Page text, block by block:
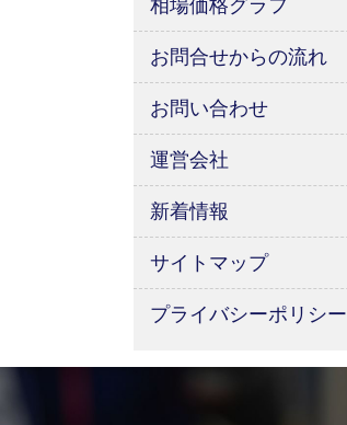
相場価格グラフ
お問合せからの流れ
お問い合わせ
運営会社
新着情報
サイトマップ
プライバシーポリシー